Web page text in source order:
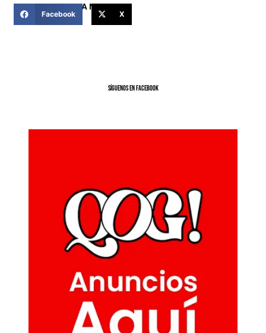
COMPARTIR ESTA NOTICIA
Facebook X
SíGUENOS EN FACEBOOK